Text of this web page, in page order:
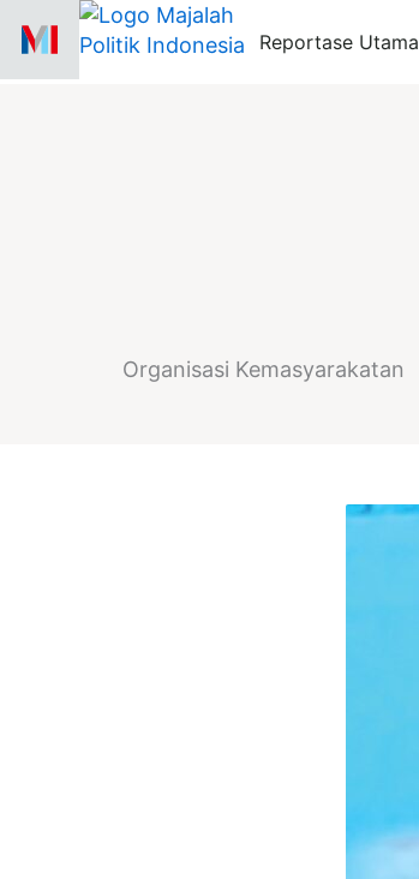
content
Reportase Utama
Organisasi Kemasyarakatan